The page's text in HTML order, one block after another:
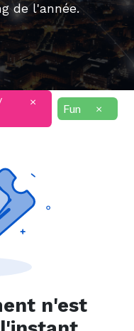
de l'année.
×
Fun ×
n'est